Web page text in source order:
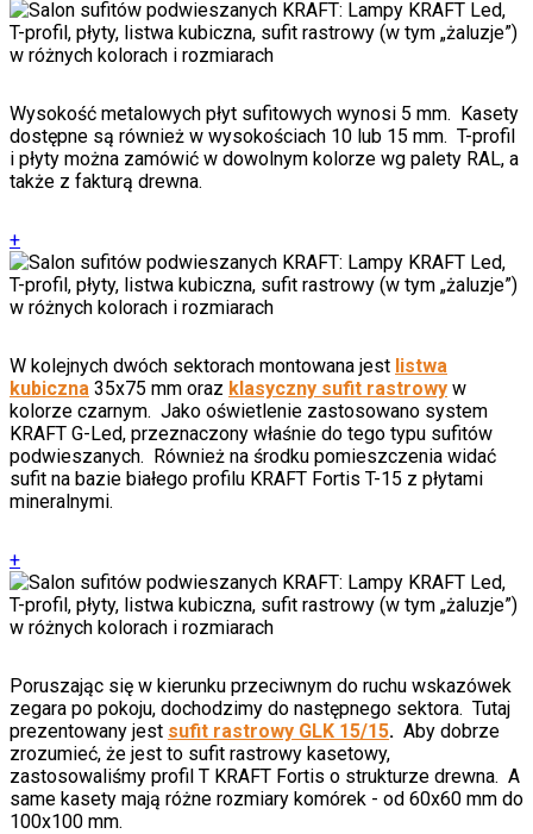
Wysokość metalowych płyt sufitowych wynosi 5 mm. Kasety
dostępne są również w wysokościach 10 lub 15 mm. T-profil
i płyty można zamówić w dowolnym kolorze wg palety RAL, a
także z fakturą drewna.
+
W kolejnych dwóch sektorach montowana jest listwa
kubiczna 35x75 mm oraz klasyczny sufit rastrowy w
kolorze czarnym. Jako oświetlenie zastosowano system
KRAFT G-Led, przeznaczony właśnie do tego typu sufitów
podwieszanych. Również na środku pomieszczenia widać
sufit na bazie białego profilu KRAFT Fortis T-15 z płytami
mineralnymi.
+
Poruszając się w kierunku przeciwnym do ruchu wskazówek
zegara po pokoju, dochodzimy do następnego sektora. Tutaj
prezentowany jest sufit rastrowy GLK 15/15. Aby dobrze
zrozumieć, że jest to sufit rastrowy kasetowy,
zastosowaliśmy profil T KRAFT Fortis o strukturze drewna. A
same kasety mają różne rozmiary komórek - od 60x60 mm do
100x100 mm.